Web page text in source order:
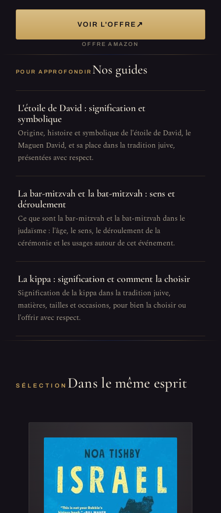
VOIR L'OFFRE ↗
OFFRE AMAZON
POUR APPROFONDIR Nos guides
L'étoile de David : signification et
symbolique
Origine, histoire et symbolique de l'étoile de David, le
Maguen David, et sa place dans la tradition juive,
présentées avec respect.
La bar-mitzvah et la bat-mitzvah : sens et
déroulement
Ce que sont la bar-mitzvah et la bat-mitzvah dans le
judaïsme : l'âge, le sens, le déroulement de la
cérémonie et les usages autour de cet événement.
La kippa : signification et comment la choisir
Signification de la kippa dans la tradition juive,
matières, tailles et occasions, pour bien la choisir ou
l'offrir avec respect.
SÉLECTION Dans le même esprit